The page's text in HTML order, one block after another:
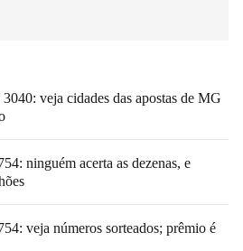
veja cidades das apostas de MG
ninguém acerta as dezenas, e
veja números sorteados; prêmio é